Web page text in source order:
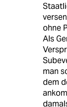
ohne
Als
man
dem